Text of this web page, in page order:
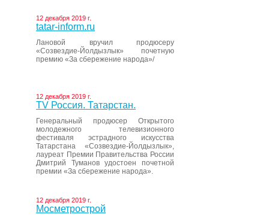
12 декабря 2019 г.
tatar-inform.ru
Лановой вручил продюсеру
«Созвездие-Йолдызлык» почетную
премию «За сбережение народа»/
12 декабря 2019 г.
ТV Россия. Татарстан.
Генеральный продюсер Открытого
молодежного телевизионного
фестиваля эстрадного искусства
Татарстана «Созвездие-Йолдызлык»,
лауреат Премии Правительства России
Дмитрий Туманов удостоен почетной
премии «За сбережение народа».
12 декабря 2019 г.
Мосметрострой